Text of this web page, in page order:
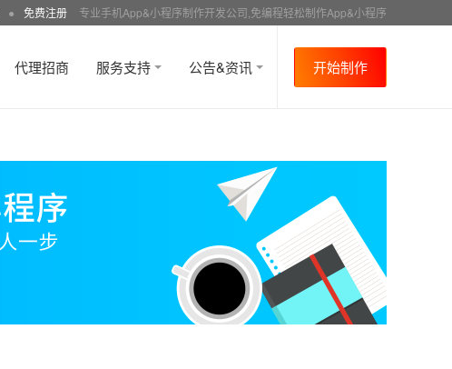
● 免费注册 专业手机App&小程序制作开发公司,免编程轻松制作App&小程序
代理招商 服务支持 公告&资讯 开始制作